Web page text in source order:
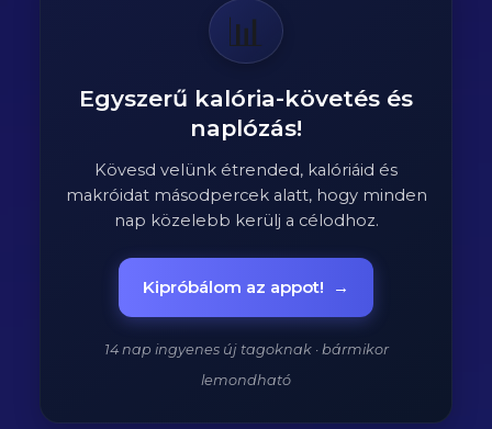
📊
Egyszerű kalória-követés és
naplózás!
Kövesd velünk étrended, kalóriáid és
makróidat másodpercek alatt, hogy minden
nap közelebb kerülj a célodhoz.
Kipróbálom az appot! →
14 nap ingyenes új tagoknak · bármikor
lemondható